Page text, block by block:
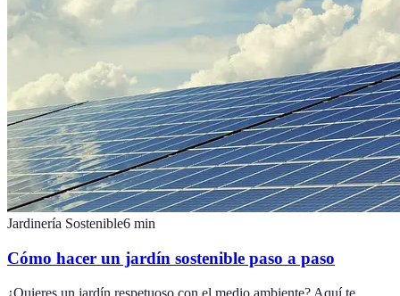
Jardinería Sostenible6 min
Cómo hacer un jardín sostenible paso a paso
¿Quieres un jardín respetuoso con el medio ambiente? Aquí te